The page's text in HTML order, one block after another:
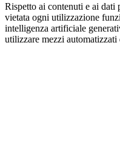
Rispetto ai contenuti e ai dati
vietata ogni utilizzazione
intelligenza artificiale
utilizzare mezzi automatizzati